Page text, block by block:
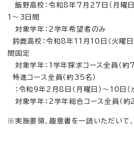
飯野高校：令和8年7月27日（月曜日
1～3日間
対象学年：2学年希望者のみ
鈴鹿高校：令和8年11月10日（火曜日
間固定
対象学年：1学年探求コース全員（約
特進コース全員（約35名）
：令和9年2月8日（月曜日）～10日（
対象学年：2学年総合コース全員（約
※実施要領、趣意書を一読いただいて、